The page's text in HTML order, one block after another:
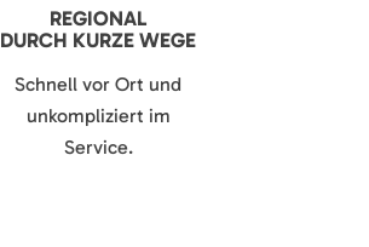
REGIONAL
DURCH KURZE WEGE
Schnell vor Ort und
unkompliziert im
Service.